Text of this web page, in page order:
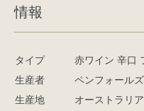
情報
タイプ
赤ワイン 辛口
生産者
ペンフォールズ
生産地
オーストラリ